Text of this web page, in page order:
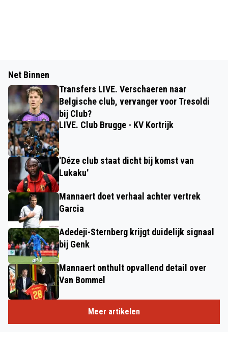
Net Binnen
Transfers LIVE. Verschaeren naar
Belgische club, vervanger voor Tresoldi
bij Club?
LIVE. Club Brugge - KV Kortrijk
'Déze club staat dicht bij komst van
Lukaku'
Mannaert doet verhaal achter vertrek
Garcia
Adedeji-Sternberg krijgt duidelijk signaal
bij Genk
Mannaert onthult opvallend detail over
Van Bommel
Meer artikelen